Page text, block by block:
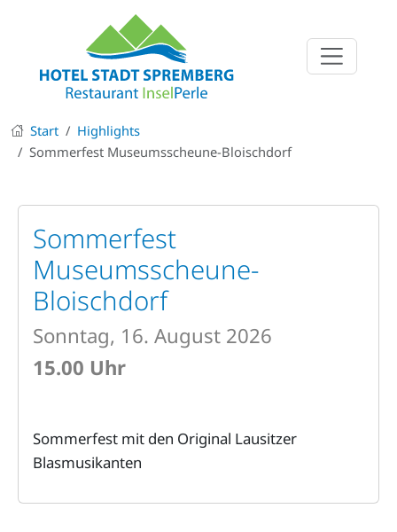
Start
Highlights
Sommerfest Museumsscheune-Bloischdorf
Sommerfest
Museumsscheune-
Bloischdorf
Sonntag, 16. August 2026
15.00 Uhr
Sommerfest mit den Original Lausitzer
Blasmusikanten